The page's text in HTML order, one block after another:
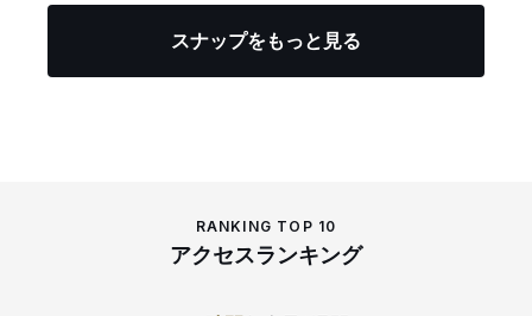
スナップをもっと見る
RANKING TOP 10
アクセスランキング